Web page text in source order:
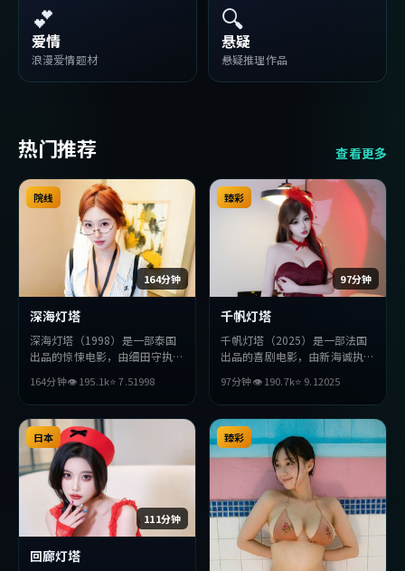
💕
爱情
浪漫爱情题材
🔍
悬疑
悬疑推理作品
热门推荐 查看更多
164分钟
院线
深海灯塔
深海灯塔（1998）是一部泰国
出品的惊悚电影，由细田守执
等主演。影片在叙事与视听上力
求突破，探讨人性与抉择，节奏
张弛有度，适合喜欢该类型的观
众完整观看。
164分钟👁195.1k⭐7.51998
97分钟
臻彩
千帆灯塔
千帆灯塔（2025）是一部法国
出品的喜剧电影，由新海诚执
等主演。影片在叙事与视听上力
求突破，探讨人性与抉择，节奏
张弛有度，适合喜欢该类型的观
众完整观看。
97分钟👁190.7k⭐ 9.12025
111分钟
日本
回廊灯塔
臻彩